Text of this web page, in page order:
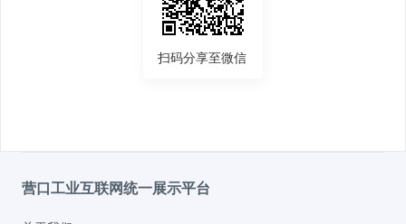
扫码分享至微信
营口工业互联网统一展示平台